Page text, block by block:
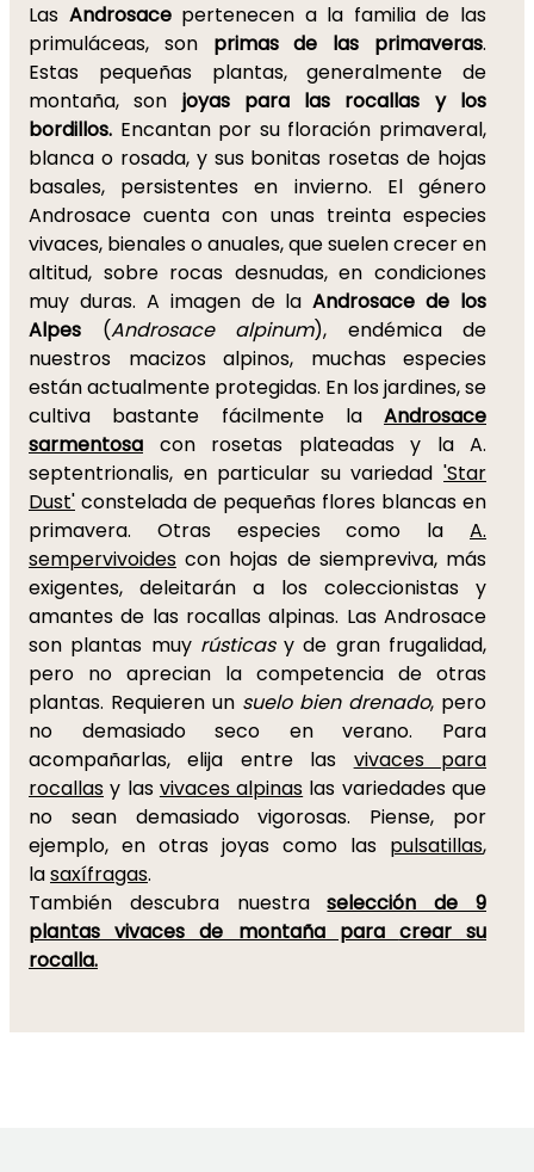
Las Androsacepertenecen a la familia de las
primuláceas, son primas de las primaveras.
Estas pequeñas plantas, generalmente de
montaña, son joyas para las rocallas y los
bordillos. Encantan por su floración primaveral,
blanca o rosada, y sus bonitas rosetas de hojas
basales, persistentes en invierno. El género
Androsace cuenta con unas treinta especies
vivaces, bienales o anuales, que suelen crecer en
altitud, sobre rocas desnudas, en condiciones
muy duras. A imagen de laAndrosace de los
Alpes (Androsace alpinum), endémica de
nuestros macizos alpinos, muchas especies
están actualmente protegidas. En los jardines, se
cultiva bastante fácilmente la Androsace
sarmentosa con rosetas plateadas y la A.
septentrionalis, en particular su variedad 'Star
Dust' constelada de pequeñas flores blancas en
primavera. Otras especies como la A.
sempervivoides con hojas de siempreviva, más
exigentes, deleitarán a los coleccionistas y
amantes de las rocallas alpinas. Las Androsace
son plantas muy rústicasy de gran frugalidad,
pero no aprecian la competencia de otras
plantas. Requieren un suelo bien drenado, pero
no demasiado seco en verano. Para
acompañarlas, elija entre las vivaces para
rocallas y las vivaces alpinas las variedades que
no sean demasiado vigorosas. Piense, por
ejemplo, en otras joyas como las pulsatillas,
lasaxífragas.
También descubra nuestraselección de 9
plantas vivaces de montaña para crear su
rocalla.